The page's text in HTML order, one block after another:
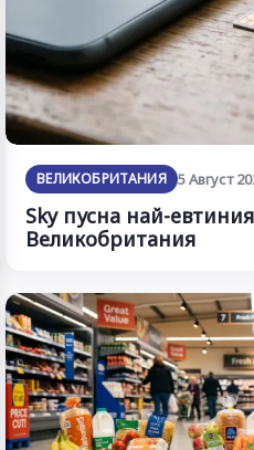
ВЕЛИКОБРИТАНИЯ 5 Август
Sky пусна най-
Великобритания